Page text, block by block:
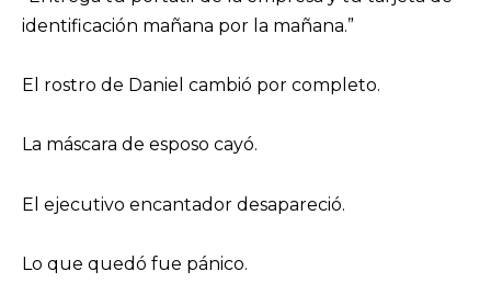
identificación mañana por la mañana.”
El rostro de Daniel cambió por completo.
La máscara de esposo cayó.
El ejecutivo encantador desapareció.
Lo que quedó fue pánico.